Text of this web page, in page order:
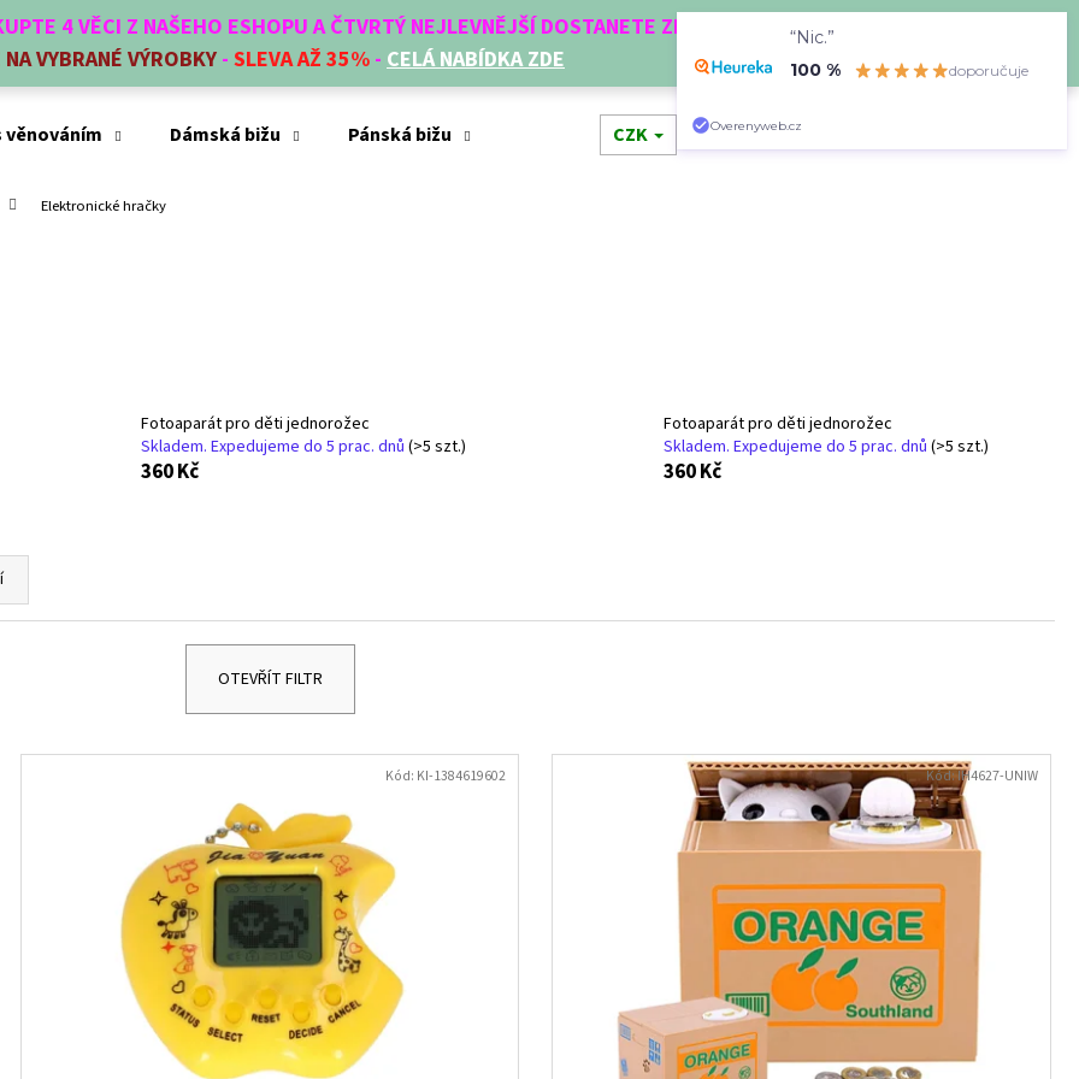
4 VĚCI Z NAŠEHO ESHOPU A ČTVRTÝ NEJLEVNĚJŠÍ DOSTANETE ZDARMA!
NA VYBRANÉ VÝROBKY - SLEVA AŽ 35% - CELÁ NABÍDKA ZDE
věnováním Dámská bižu Pánská bižu Módní doplňky Novinky
CZK Hledat
Elektronické hračky
Fotoaparát pro děti jednorožec
Skladem. Expedujeme do 5 prac. dnů (>5 szt.)
360 Kč
Fotoaparát pro děti jednorožec
Skladem. Expedujeme do 5 prac. dnů(>5 szt.)
360 Kč
OTEVŘÍT FILTR
Kód: KI-1384619602 Kód:IH4627-UNIW
Co potřebujete najít?
Kč
“Nic.”
100 %
doporučuje
Overenyweb.cz